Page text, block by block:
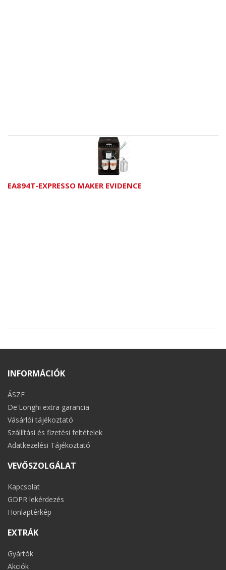
EA894T-EXPRESSO MAKER EVIDENCE
INFORMÁCIÓK
ÁSZF
De'Longhi extra garancia
Vásárlói tájékoztató
Szállítási és fizetési feltételek
Adatkezelési Tájékoztató
VEVŐSZOLGÁLAT
Kapcsolat
GDPR lekérdezés
Honlaptérkép
EXTRÁK
Gyártók
Akciók